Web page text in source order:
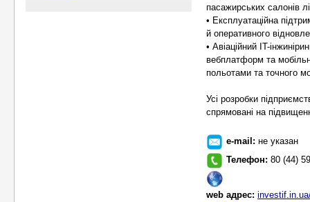
пасажирських салонів
• Експлуатаційна
й оперативного
• Авіаційний IT-
вебплатформ та
польотами та точного
Усі розробки
спрямовані на
e-mail: не указан
Телефон: 80 (44)
web адрес: